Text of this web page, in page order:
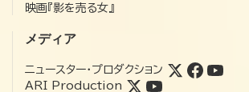
映画『影を売る女』
メディア
ニュースター・プロダクション
ARI Production